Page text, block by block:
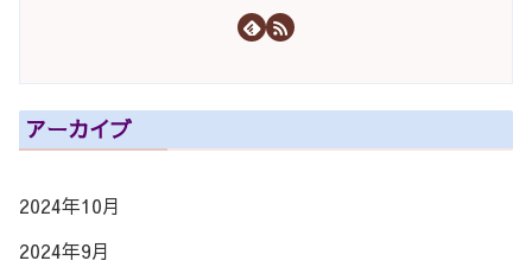
アーカイブ
2024年10月
2024年9月